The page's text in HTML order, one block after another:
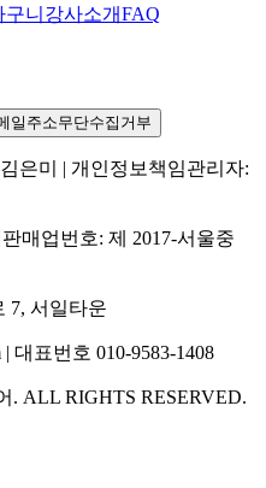
니 강사소개FAQ
일주소무단수집거부
은미
| 개인정보책임관리자:
매업번호: 제 2017-서울중
7, 서일타운
| 대표번호 010-9583-1408
. ALL RIGHTS RESERVED.